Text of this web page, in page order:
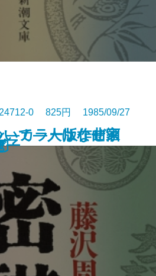
ー
子
―カラー版作曲家
て―人はなぜ酒
0 825円 1985/09/27